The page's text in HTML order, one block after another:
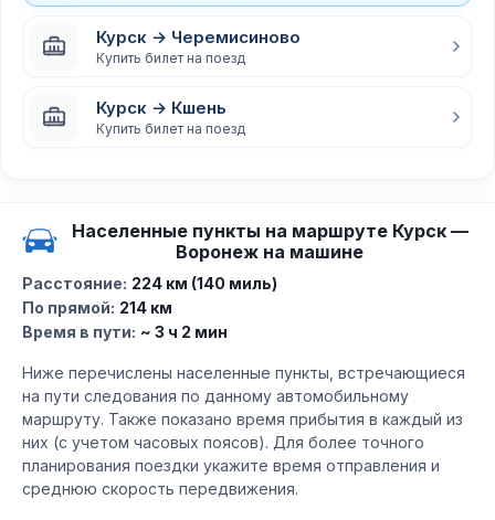
Курск → Черемисиново
Купить билет на поезд
Курск → Кшень
Купить билет на поезд
Населенные пункты на маршруте Курск —
Воронеж на машине
Расстояние: 224 км (140 миль)
По прямой: 214 км
Время в пути: ~ 3 ч 2 мин
Ниже перечислены населенные пункты, встречающиеся
на пути следования по данному автомобильному
маршруту. Также показано время прибытия в каждый из
них (с учетом часовых поясов). Для более точного
планирования поездки укажите время отправления и
среднюю скорость передвижения.